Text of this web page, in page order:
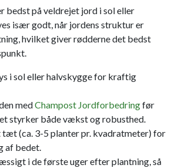
bedst på veldrejet jord i sol eller
især godt, når jordens struktur er
hvilket giver rødderne det bedst
i sol eller halvskygge for kraftig
medChampost Jordforbedringfør
styrker både vækst og robusthed.
(ca. 3-5 planter pr. kvadratmeter) for
af bedet.
i de første uger efter plantning, så